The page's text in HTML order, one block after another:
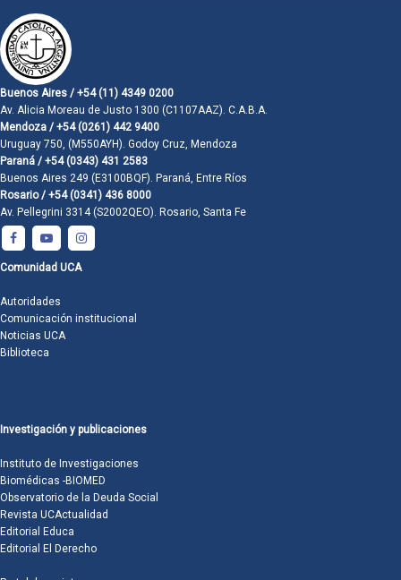
Buenos Aires / +54 (11) 4349 0200
Av. Alicia Moreau de Justo 1300 (C1107AAZ). C.A.B.A.
Mendoza / +54 (0261) 442 9400
Uruguay 750, (M550AYH). Godoy Cruz, Mendoza
Paraná / +54 (0343) 431 2583
Buenos Aires 249 (E3100BQF). Paraná, Entre Ríos
Rosario / +54 (0341) 436 8000
Av. Pellegrini 3314 (S2002QEO). Rosario, Santa Fe
Comunidad UCA
Autoridades
Comunicación institucional
Noticias UCA
Biblioteca
Investigación y publicaciones
Instituto de Investigaciones
Biomédicas -BIOMED
Observatorio de la Deuda Social
Revista UCActualidad
Editorial Educa
Editorial El Derecho